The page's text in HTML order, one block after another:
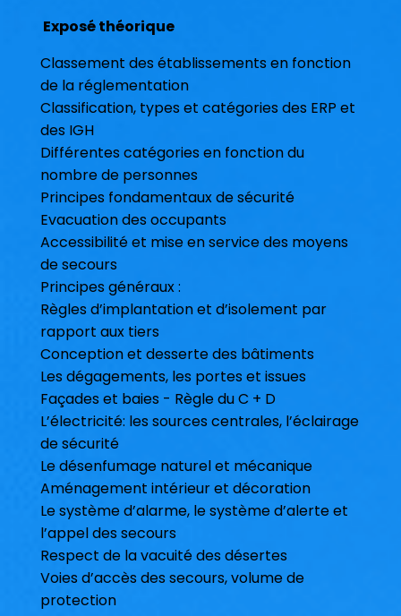
Exposé théorique
Classement des établissements en fonction
de la réglementation
Classification, types et catégories des ERP et
des IGH
Différentes catégories en fonction du
nombre de personnes
Principes fondamentaux de sécurité
Evacuation des occupants
Accessibilité et mise en service des moyens
de secours
Principes généraux :
Règles d’implantation et d’isolement par
rapport aux tiers
Conception et desserte des bâtiments
Les dégagements, les portes et issues
Façades et baies - Règle du C + D
L’électricité: les sources centrales, l’éclairage
de sécurité
Le désenfumage naturel et mécanique
Aménagement intérieur et décoration
Le système d’alarme, le système d’alerte et
l’appel des secours
Respect de la vacuité des désertes
Voies d’accès des secours, volume de
protection